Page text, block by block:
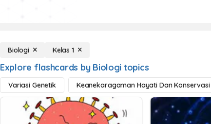
Biologi Kelas 1
Explore flashcards by Biologi topics
Variasi Genetik Keanekaragaman Hayati Dan Konservasi